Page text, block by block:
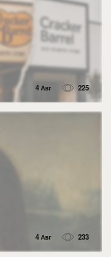
4 Авг 225
4 Авг 233